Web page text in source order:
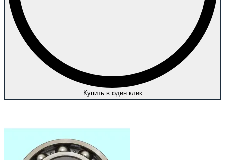
Купить в один клик